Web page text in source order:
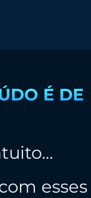
É DE